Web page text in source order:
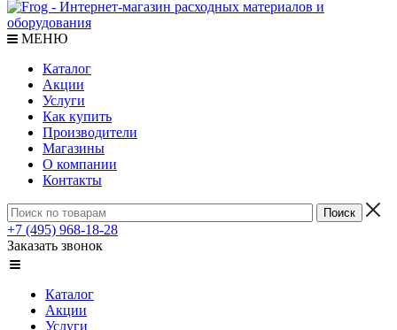
МЕНЮ
Каталог
Акции
Услуги
Как купить
Производители
Магазины
О компании
Контакты
+7 (495) 968-18-28
Заказать звонок
Каталог
Акции
Услуги